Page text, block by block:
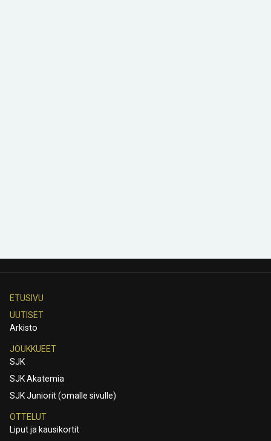
ETUSIVU
UUTISET
Arkisto
JOUKKUEET
SJK
SJK Akatemia
SJK Juniorit (omalle sivulle)
OTTELUT
Liput ja kausikortit